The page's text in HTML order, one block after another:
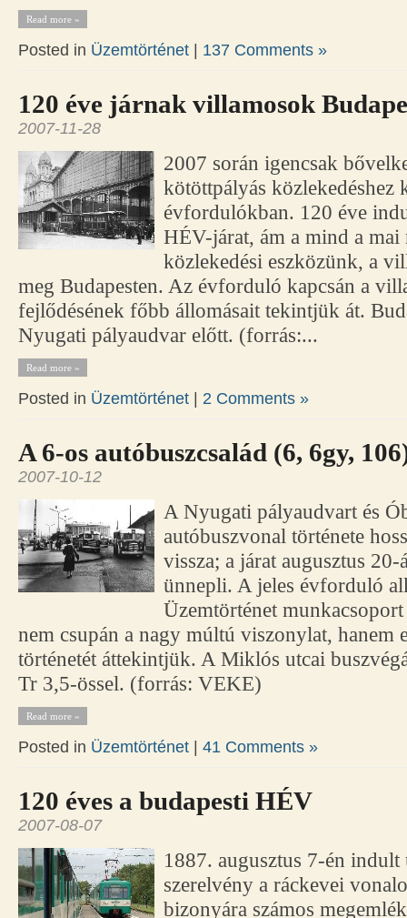
Read more »
Posted in Üzemtörténet 137 Comments »
120 éve járnak villamosok
2007-11-28
2007 során igencsak
kötöttpályás közlekedéshez
évfordulókban. 120 éve
HÉV-járat, ám a mind a
közlekedési eszközünk, a
meg Budapesten. Az évforduló kapcsán a
fejlődésének főbb állomásait tekintjük át.
Nyugati pályaudvar előtt. (forrás:...
Read more »
Posted in Üzemtörténet 2 Comments »
A 6-os autóbuszcsalád (6, 6gy,
2007-10-12
A Nyugati pályaudvart és
autóbuszvonal története
vissza; a járat augusztus 20-
ünnepli. A jeles évforduló
Üzemtörténet
nem csupán a nagy múltú viszonylat, hanem
történetét áttekintjük. A Miklós utcai
Tr 3,5-össel. (forrás: VEKE)
Read more »
Posted in Üzemtörténet 41 Comments »
120 éves a budapesti HÉV
2007-08-07
1887. augusztus 7-én
szerelvény a ráckevei
bizonyára számos